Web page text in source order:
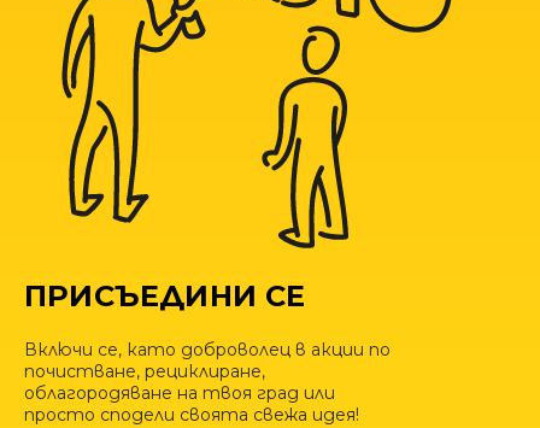
ПРИСЪЕДИНИ СЕ
Включи се, като доброволец в акции по
почистване, рециклиране,
облагородяване на твоя град или
просто сподели своята свежа идея!